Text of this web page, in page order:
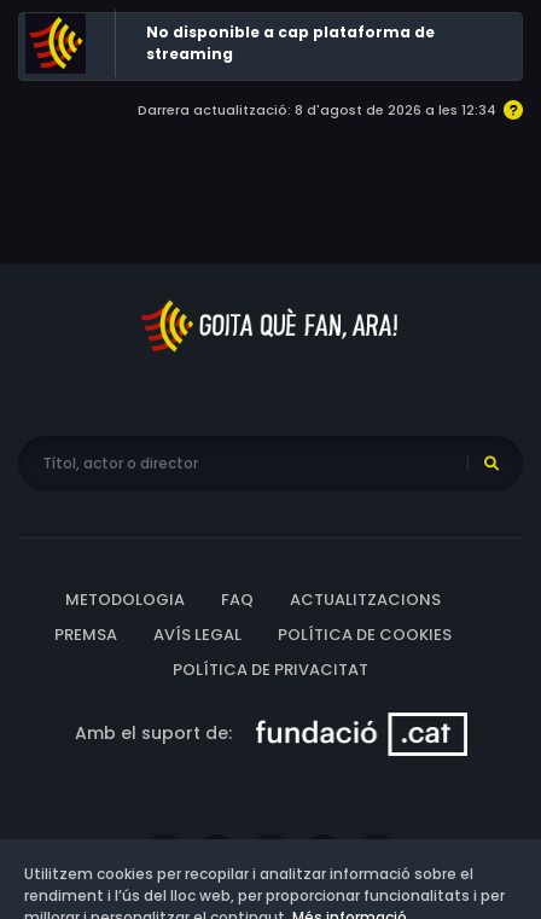
Hay Petrie, Meinhart Maur, Morris Harvey, Laurence
Hanray, Fred Groves, Aubrey Mallalieu, Muriel George,
Bryan Herbert, Wallace Lupino, Andreas Malandrinos,
Victor Rietti, John Warwick
No disponible a cap plataforma de
streaming
Darrera actualització: 8 d'agost de 2026 a les 12:34
METODOLOGIA FAQ
ACTUALITZACIONS
PREMSA
AVÍS LEGAL
POLÍTICA DE COOKIES
POLÍTICA DE PRIVACITAT
Amb el suport de:
Utilitzem cookies per recopilar i analitzar informació sobre el
rendiment i l’ús del lloc web, per proporcionar funcionalitats i per